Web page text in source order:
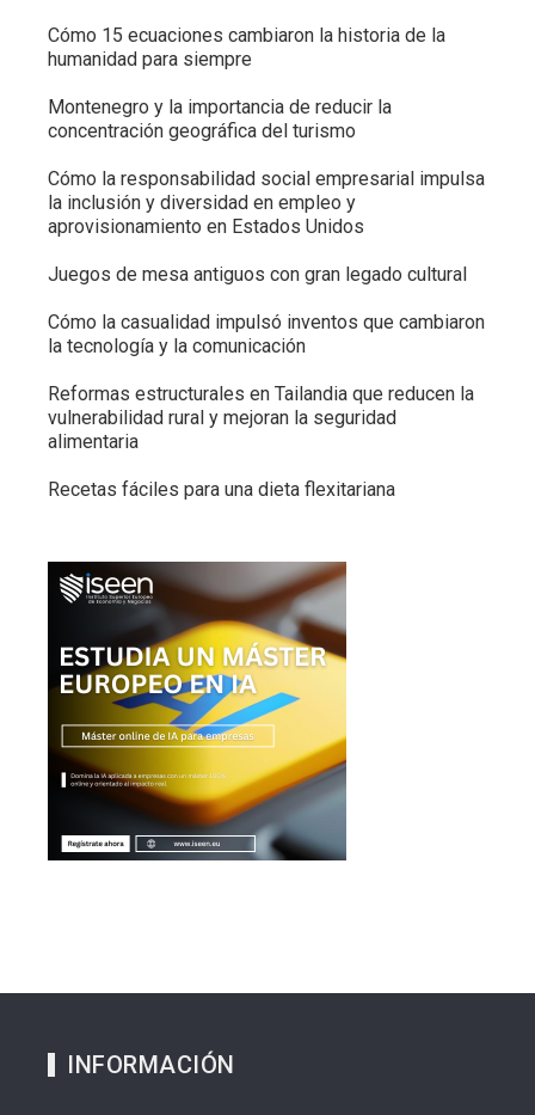
Cómo 15 ecuaciones cambiaron la historia de la
humanidad para siempre
Montenegro y la importancia de reducir la
concentración geográfica del turismo
Cómo la responsabilidad social empresarial impulsa
la inclusión y diversidad en empleo y
aprovisionamiento en Estados Unidos
Juegos de mesa antiguos con gran legado cultural
Cómo la casualidad impulsó inventos que cambiaron
la tecnología y la comunicación
Reformas estructurales en Tailandia que reducen la
vulnerabilidad rural y mejoran la seguridad
alimentaria
Recetas fáciles para una dieta flexitariana
INFORMACIÓN